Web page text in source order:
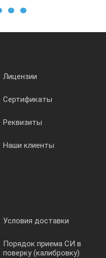
Лицензии
Сертификаты
Реквизиты
Наши клиенты
Условия доставки
Порядок приема СИ в
поверку (калибровку)